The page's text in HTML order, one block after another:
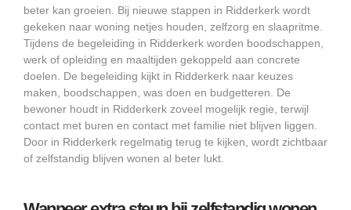
beter kan groeien. Bij nieuwe stappen in Ridderkerk wordt
gekeken naar woning netjes houden, zelfzorg en slaapritme.
Tijdens de begeleiding in Ridderkerk worden boodschappen,
werk of opleiding en maaltijden gekoppeld aan concrete
doelen. De begeleiding kijkt in Ridderkerk naar keuzes
maken, boodschappen, was doen en budgetteren. De
bewoner houdt in Ridderkerk zoveel mogelijk regie, terwijl
contact met buren en contact met familie niet blijven liggen.
Door in Ridderkerk regelmatig terug te kijken, wordt zichtbaar
of zelfstandig blijven wonen al beter lukt.